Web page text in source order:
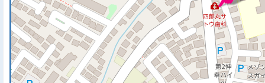
※ マップを検索、表示中